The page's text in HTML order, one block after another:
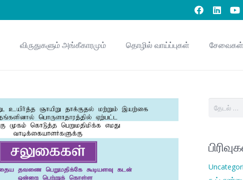
விருதுகளும் அங்கீகாரமும் தொழில் வாய்ப்புகள் சேவைகள்
இதற்காகத்